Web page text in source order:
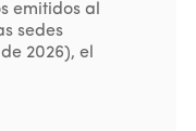
emitidos al
sedes
2026), el